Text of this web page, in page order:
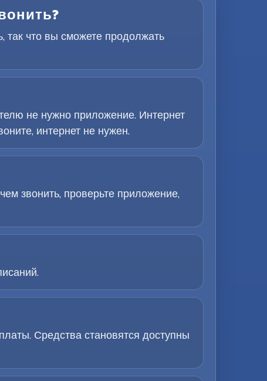
что вы сможете продолжать
не нужно приложение. Интернет
интернет не нужен.
звонить, проверьте приложение,
Средства становятся доступны